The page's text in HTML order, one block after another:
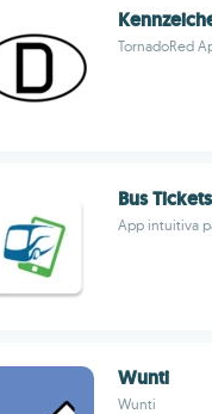
TornadoRed
Bus Tickets
App intuitiva
Wunti
Wunti